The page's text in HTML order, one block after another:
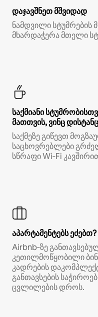
დაჯავშნეთ მშვიდად
ნამდვილი სტუმრების
მხარდაჭერა მთელი
საქმიანი
მათთვის, ვინც
საქმეზე გიწევთ
საცხოვრებლები
სწრაფი Wi‑Fi
აპარტამენტებს ეძებთ?
Airbnb‑ზე
კეთილმოწყობილი
კადრების
განთავსების
ცვლილების დროს.